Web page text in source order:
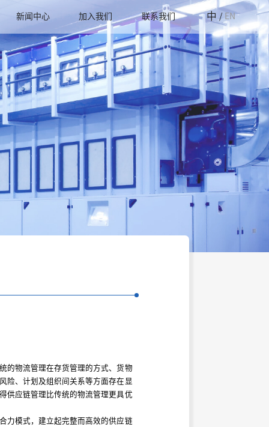
新闻中心 加入我们 联系我们 中 / EN
的物流管理在存货管理的方式、货物
险、计划及组织间关系等方面存在显
供应链管理比传统的物流管理更具优
力模式，建立起完整而高效的供应链